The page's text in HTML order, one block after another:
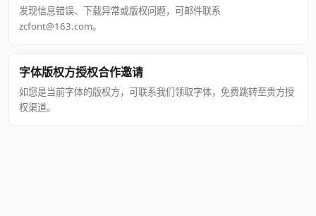
发现信息错误、下载异常或版权问题，可邮件联系
zcfont@163.com。
字体版权方授权合作邀请
如您是当前字体的版权方，可联系我们领取字体，免费跳转至贵方授
权渠道。